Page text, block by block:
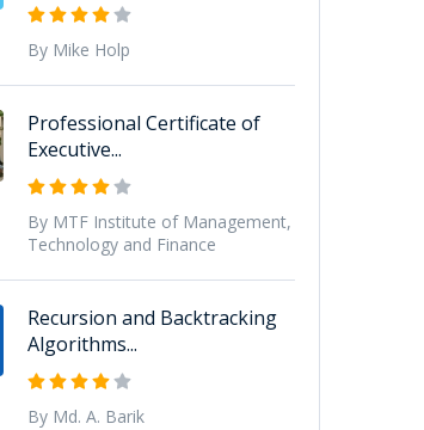
By Mike Holp
Professional Certificate of
Executive...
By MTF Institute of Management,
Technology and Finance
Recursion and Backtracking
Algorithms...
By Md. A. Barik